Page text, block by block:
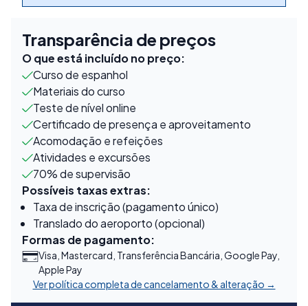
Transparência de preços
O que está incluído no preço:
Curso de espanhol
Materiais do curso
Teste de nível online
Certificado de presença e aproveitamento
Acomodação e refeições
Atividades e excursões
70% de supervisão
Possíveis taxas extras:
Taxa de inscrição (pagamento único)
Translado do aeroporto (opcional)
Formas de pagamento:
Visa, Mastercard, Transferência Bancária, Google Pay,
Apple Pay
Ver política completa de cancelamento & alteração →